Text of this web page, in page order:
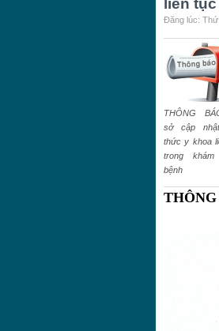
liên
Đăng lúc: Thứ
THÔNG
sở cập
thức y khoa
trong khám
bệnh
THÔNG